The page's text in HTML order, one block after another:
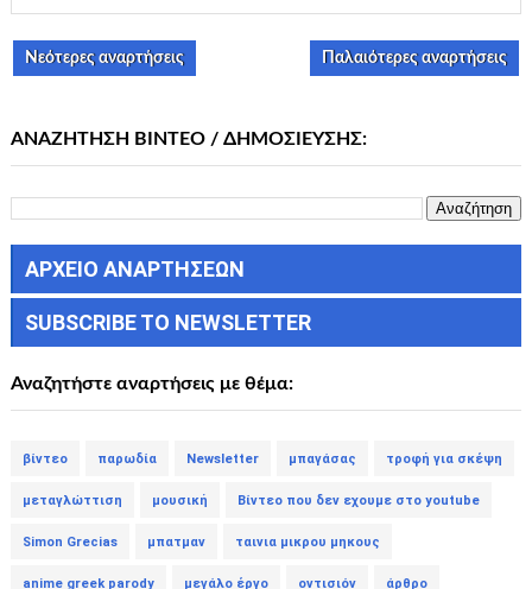
Νεότερες αναρτήσεις Παλαιότερες αναρτήσεις
ΑΝΑΖΗΤΗΣΗ ΒΙΝΤΕΟ / ΔΗΜΟΣΙΕΥΣΗΣ:
ΑΡΧΕΙΟ ΑΝΑΡΤΗΣΕΩΝ
SUBSCRIBE TO NEWSLETTER
Αναζητήστε αναρτήσεις με θέμα:
βίντεο παρωδία Newsletter μπαγάσας τροφή για σκέψη
μεταγλώττιση μουσική Βίντεο που δεν εχουμε στο youtube
Simon Grecias μπατμαν ταινια μικρου μηκους
anime greek parody μεγάλο έργο οντισιόν άρθρο